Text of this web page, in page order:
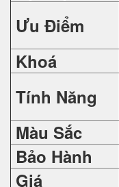
Ưu Điểm
Khoá
Tính Năng
Màu Sắc
Bảo Hành
Giá